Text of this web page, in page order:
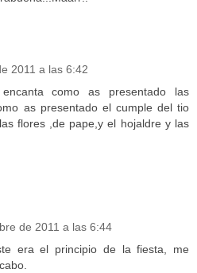
2011 a las 6:42
como as presentado las
as presentado el cumple del tio
flores ,de pape,y el hojaldre y las
de 2011 a las 6:44
era el principio de la fiesta, me